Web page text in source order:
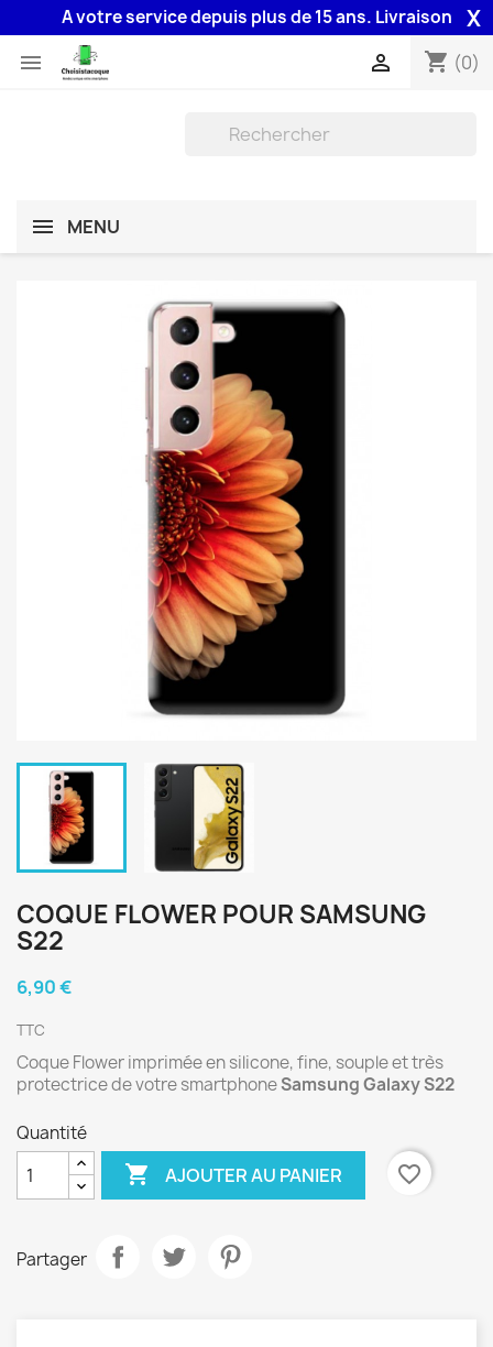
A votre service depuis plus de 15 ans. Livraison 48H X
 shopping_cart (0)

MENU
COQUE FLOWER POUR SAMSUNG
S22
6,90 €
TTC
Coque Flower imprimée en silicone, fine, souple et très
protectrice de votre smartphoneSamsung Galaxy S22
Quantité
 AJOUTER AU PANIER favorite_border
Partager